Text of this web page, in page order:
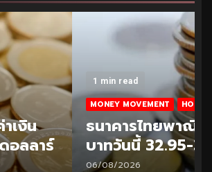
พาณิชย์ ประเมินค่าเงิน
33.20 บาท/ดอลลาร์